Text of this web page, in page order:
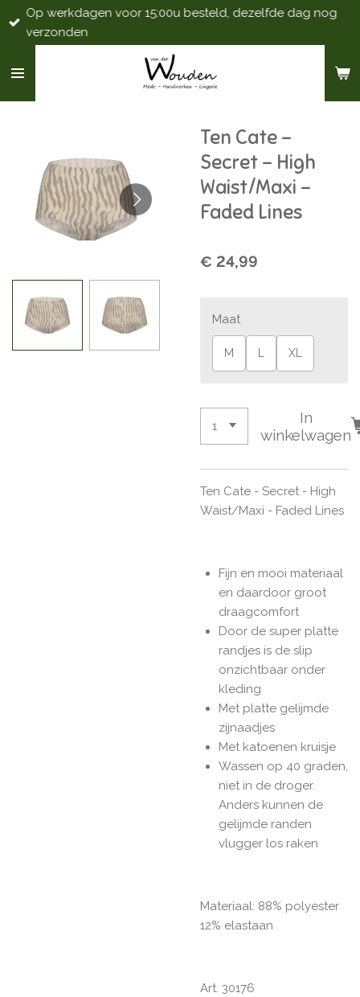
Ga
direct
de
Op werkdagen voor 15:00u besteld, dezelfde dag nog
verzonden
Ten Cate -
Secret - High
Waist/Maxi -
Faded Lines
€ 24,99
Maat
M XL
In
winkelwagen
Ten Cate - Secret - High
Waist/Maxi - Faded Lines
Fijn en mooi materiaal
en daardoor groot
draagcomfort
Door de super platte
randjes is de slip
onzichtbaar onder
kleding
Met platte gelijmde
zijnaadjes
Met katoenen kruisje
Wassen op 40 graden,
niet in de droger.
Anders kunnen de
gelijmde randen
vlugger los raken
Materiaal: 88% polyester
12% elastaan
Art. 30176